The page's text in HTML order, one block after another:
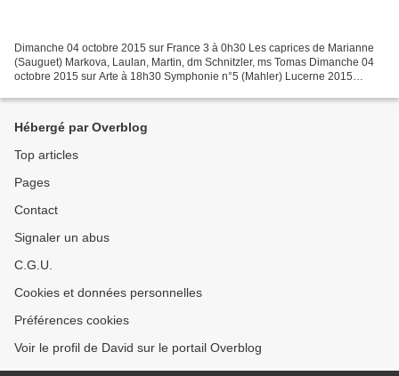
Dimanche 04 octobre 2015 sur France 3 à 0h30 Les caprices de Marianne
(Sauguet) Markova, Laulan, Martin, dm Schnitzler, ms Tomas Dimanche 04
octobre 2015 sur Arte à 18h30 Symphonie n°5 (Mahler) Lucerne 2015
Hébergé par Overblog
Top articles
Pages
Contact
Signaler un abus
C.G.U.
Cookies et données personnelles
Préférences cookies
Voir le profil de David sur le portail Overblog